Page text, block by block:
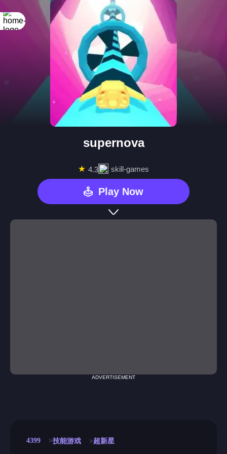
supernova
★ 4.3 skill-games
Play Now
ADVERTISEMENT
4399 技能游戏 超新星